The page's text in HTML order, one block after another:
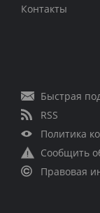
Контакты
Быстрая
RSS
Политика
Сообщить
Правовая